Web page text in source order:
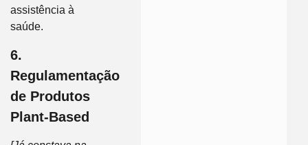
assistência à
saúde.
6.
Regulamentação
de Produtos
Plant-Based